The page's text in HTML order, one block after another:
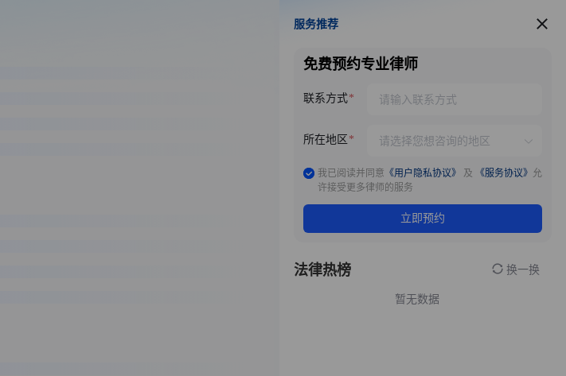
服务推荐
服务推荐
免费预约专业律师
联系方式
所在地区
我已阅读并同意 《用户隐私协议》 及 《服务协议》 允
许接受更多律师的服务
立即预约
法律热榜 换一换
暂无数据